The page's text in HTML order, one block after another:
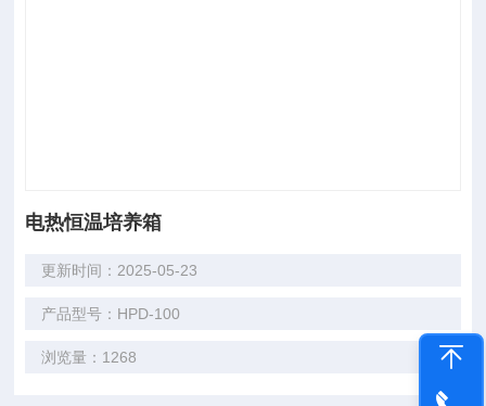
电热恒温培养箱
更新时间：2025-05-23
产品型号：HPD-100
浏览量：1268